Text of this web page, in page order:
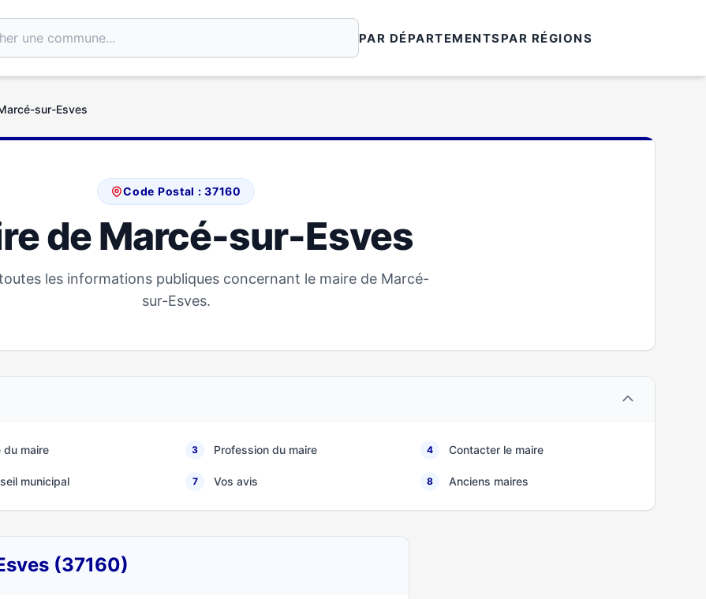
PAR DÉPARTEMENTSPAR RÉGIONS
sur-Esves
Code Postal : 37160
de Marcé-sur-Esves
les informations publiques concernant le maire de Marcé-
sur-Esves.
du maire 3 Profession du maire 4 Contacter le maire
municipal 7 Vos avis 8 Anciens maires
(37160)